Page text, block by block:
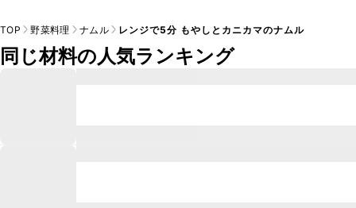
TOP 野菜料理 ナムル レンジで5分 もやしとカニカマのナムル
同じ材料の人気ランキング